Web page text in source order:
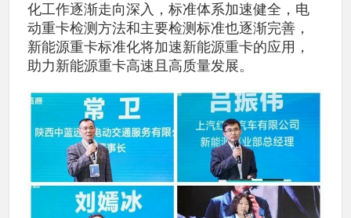
化工作逐渐走向深入，标准体系加速健全，电
动重卡检测方法和主要检测标准也逐渐完善，
新能源重卡标准化将加速新能源重卡的应用，
助力新能源重卡高速且高质量发展。